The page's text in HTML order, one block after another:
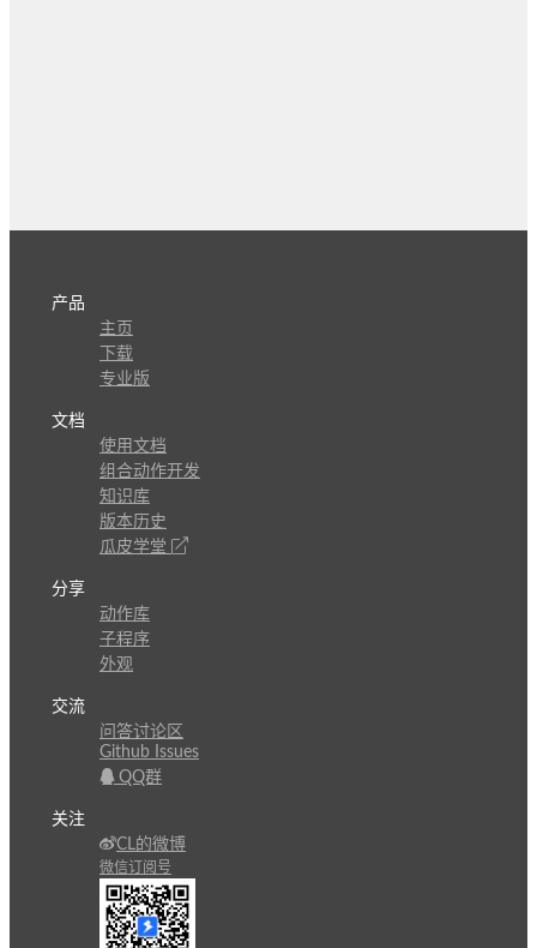
产品
主页
下载
专业版
文档
使用文档
组合动作开发
知识库
版本历史
瓜皮学堂
分享
动作库
子程序
外观
交流
问答讨论区
Github Issues
QQ群
关注
CL的微博
微信订阅号